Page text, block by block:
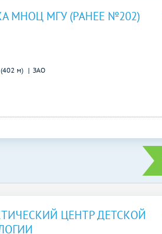
МНОЦ МГУ (РАНЕЕ №202)
(402 м) ЗАО
ЦЕНТР ДЕТСКОЙ